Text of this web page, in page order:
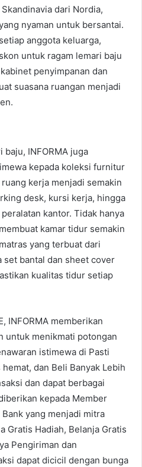
dari Nordia,
nyaman untuk bersantai.
anggota keluarga,
untuk ragam lemari baju
penyimpanan dan
suasana ruangan menjadi
baju, INFORMA juga
kepada koleksi furnitur
kerja menjadi semakin
desk, kursi kerja, hingga
kantor. Tidak hanya
kamar tidur semakin
yang terbuat dari
set bantal dan sheet cover
kualitas tidur setiap
INFORMA memberikan
untuk menikmati potongan
istimewa di Pasti
dan Beli Banyak Lebih
dan dapat berbagai
kepada Member
yang menjadi mitra
Gratis Hadiah, Belanja Gratis
Pengiriman dan
dapat dicicil dengan bunga